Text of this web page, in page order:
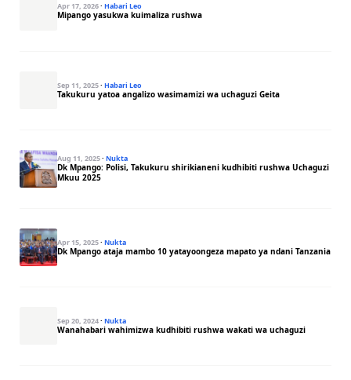
Apr 17, 2026· Habari Leo
Mipango yasukwa kuimaliza rushwa
Sep 11, 2025· Habari Leo
Takukuru yatoa angalizo wasimamizi wa uchaguzi Geita
Aug 11, 2025· Nukta
Dk Mpango: Polisi, Takukuru shirikianeni kudhibiti rushwa Uchaguzi
Mkuu 2025
Apr 15, 2025· Nukta
Dk Mpango ataja mambo 10 yatayoongeza mapato ya ndani Tanzania
Sep 20, 2024· Nukta
Wanahabari wahimizwa kudhibiti rushwa wakati wa uchaguzi